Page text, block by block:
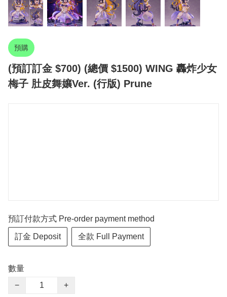
預購
(預訂訂金 $700) (總價 $1500) WING 轟炸少女
梅子 肚皮舞孃Ver. (行版) Prune
預訂付款方式 Pre-order payment method
訂金 Deposit 全款 Full Payment
數量
−
+